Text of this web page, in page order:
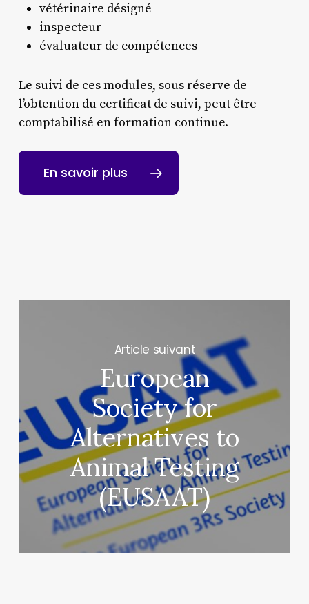
vétérinaire désigné
inspecteur
évaluateur de compétences
Le suivi de ces modules, sous réserve de
l’obtention du certificat de suivi, peut être
comptabilisé en formation continue.
En savoir plus
Next Post
European
Society for
Alternatives to
Animal Testing
(EUSAAT)